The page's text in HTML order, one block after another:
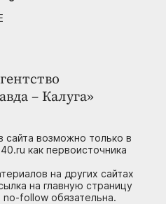
– Калуга»
сайта возможно только в
как первоисточника
на других сайтах
на главную страницу
follow обязательна.